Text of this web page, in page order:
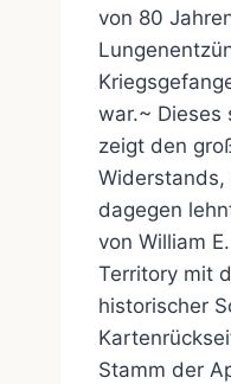
von 80
war.~ Dieses
zeigt den
Widerstands,
dagegen
von William
Territory mit
historischer
Stamm der